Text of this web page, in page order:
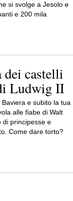
si svolge a Jesolo e
e 200 mila
dei castelli
Ludwig II
Baviera e subito la tua
alle fiabe di Walt
di principesse e
Come dare torto?